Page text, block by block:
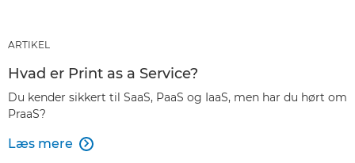
ARTIKEL
Hvad er Print as a Service?
Du kender sikkert til SaaS, PaaS og IaaS, men har du hørt om
PraaS?
Læs mere 